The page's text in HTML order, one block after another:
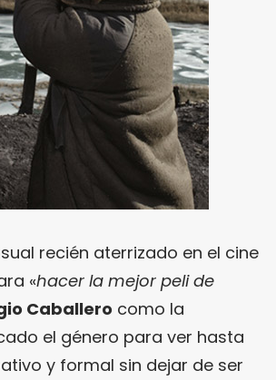
recién aterrizado en el cine
«hacer la mejor peli de
Caballero como la
el género para ver hasta
y formal sin dejar de ser